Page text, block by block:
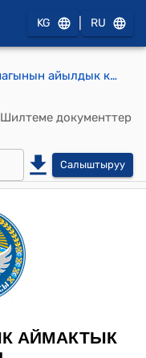
KG RU
Миң-Булак айыл аймагынын айылдык кеңешинин 2024-жылдын 13-майындагы "Жер аянтын пайдаланууга өткөрүп берүү жөнүндө" №14/112 токтому
Шилтеме документтер
Салыштыруу